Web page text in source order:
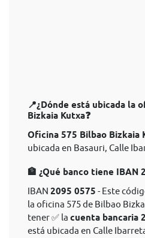
📍¿Dónde está ubicada la
Bizkaia Kutxa❓
Oficina 575 Bilbao Bizkaia
ubicada en Basauri, Calle
🏦 ¿Qué banco tiene IBAN
IBAN 2095 0575 - Este
la oficina 575 de Bilbao
tener ✅ la cuenta bancaria
está ubicada en Calle